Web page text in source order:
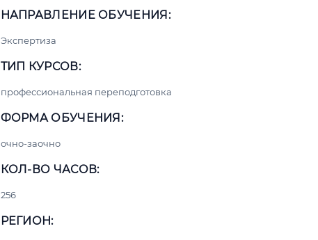
НАПРАВЛЕНИЕ ОБУЧЕНИЯ:
Экспертиза
ТИП КУРСОВ:
профессиональная переподготовка
ФОРМА ОБУЧЕНИЯ:
очно-заочно
КОЛ-ВО ЧАСОВ:
256
РЕГИОН: